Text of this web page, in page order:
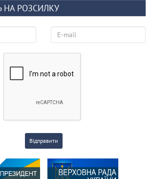
НА РОЗСИЛКУ
Відправити